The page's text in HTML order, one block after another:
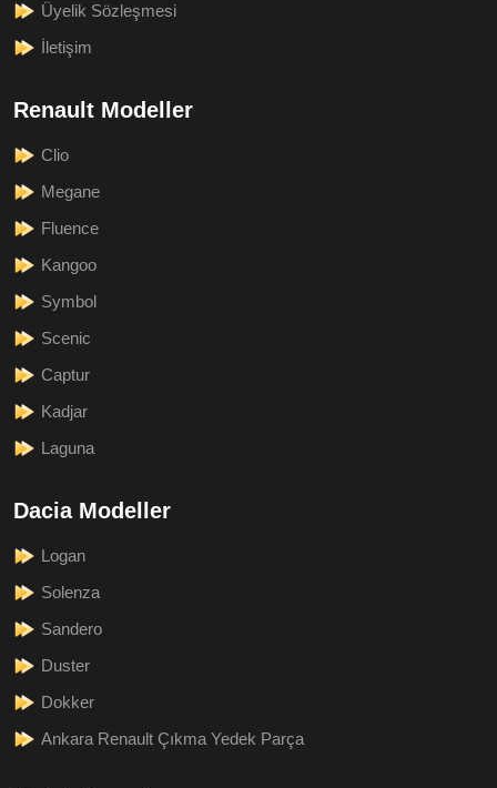
Üyelik Sözleşmesi
İletişim
Renault Modeller
Clio
Megane
Fluence
Kangoo
Symbol
Scenic
Captur
Kadjar
Laguna
Dacia Modeller
Logan
Solenza
Sandero
Duster
Dokker
Ankara Renault Çıkma Yedek Parça